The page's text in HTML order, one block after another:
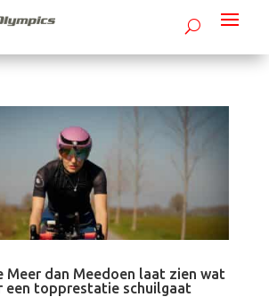
Meer dan Meedoen laat zien wat
een topprestatie schuilgaat